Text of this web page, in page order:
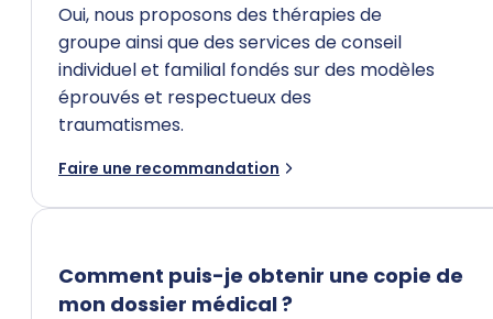
Oui, nous proposons des thérapies de
groupe ainsi que des services de conseil
individuel et familial fondés sur des modèles
éprouvés et respectueux des
traumatismes.
Faire une recommandation
Comment puis-je obtenir une copie de
mon dossier médical ?